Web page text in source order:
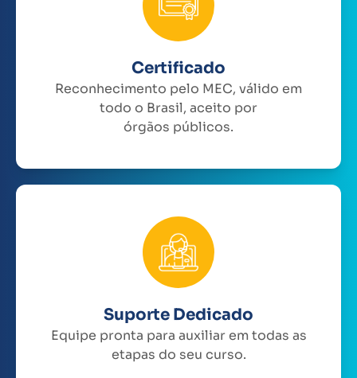
Certificado
Reconhecimento pelo MEC, válido em
todo o Brasil, aceito por
órgãos públicos.
Suporte Dedicado
Equipe pronta para auxiliar em todas as
etapas do seu curso.